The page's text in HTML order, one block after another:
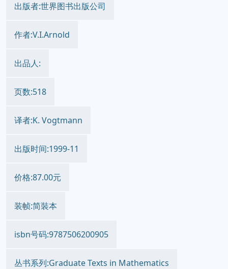
出版者:世界图书出版公司
作者:V.I.Arnold
出品人:
页数:518
译者:K. Vogtmann
出版时间:1999-11
价格:87.00元
装帧:简裝本
isbn号码:9787506200905
丛书系列:Graduate Texts in Mathematics